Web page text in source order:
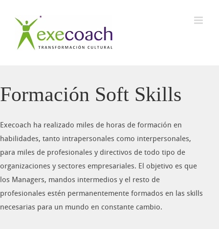
contenido
Formación Soft Skills
Execoach ha realizado miles de horas de formación en
habilidades, tanto intrapersonales como interpersonales,
para miles de profesionales y directivos de todo tipo de
organizaciones y sectores empresariales. El objetivo es que
los Managers, mandos intermedios y el resto de
profesionales estén permanentemente formados en las skills
necesarias para un mundo en constante cambio.